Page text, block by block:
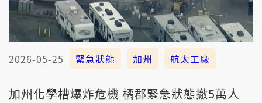
2026-05-25 緊急狀態 加州 航太工廠
加州化學槽爆炸危機 橘郡緊急狀態撤5萬人